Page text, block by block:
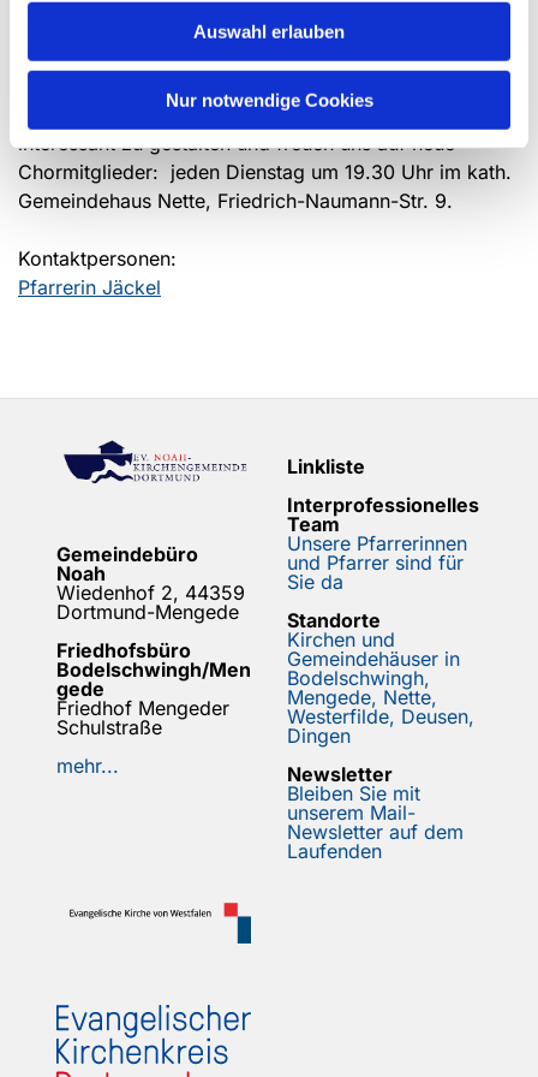
Auswahl erlauben
Nur notwendige Cookies
Klangvokalin der Petri-Kirche bereits
zum dritten Mal.
Wir haben noch viele Ideen, das Singen im Kirchenchor
interessant zu gestalten und freuen uns auf neue
Chormitglieder: jeden Dienstag um 19.30 Uhr im kath.
Gemeindehaus Nette, Friedrich-Naumann-Str. 9.
Kontaktpersonen:
Pfarrerin Jäckel
Gemeindebüro
Noah
Wiedenhof 2, 44359
Dortmund-Mengede
Friedhofsbüro
Bodelschwingh/Men
gede
Friedhof Mengeder
Schulstraße
mehr...
Linkliste
Interprofessionelles
Team
Unsere Pfarrerinnen
und Pfarrer sind für
Sie da
Standorte
Kirchen und
Gemeindehäuser in
Bodelschwingh,
Mengede, Nette,
Westerfilde, Deusen,
Dingen
Newsletter
Bleiben Sie mit
unserem Mail-
Newsletter auf dem
Laufenden